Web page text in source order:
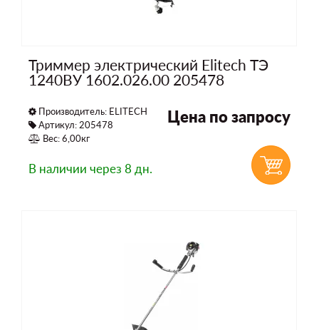
Триммер электрический Elitech ТЭ
1240ВУ 1602.026.00 205478
Производитель: ELITECH
Артикул: 205478
Вес: 6,00кг
Цена по запросу
В наличии через 8 дн.